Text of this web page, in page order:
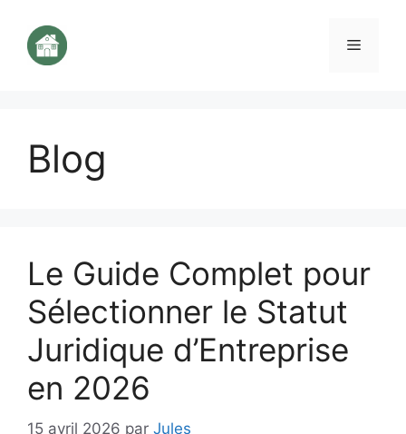
contenu
Menu
Blog
Le Guide Complet pour
Sélectionner le Statut
Juridique d’Entreprise
en 2026
15 avril 2026 par Jules